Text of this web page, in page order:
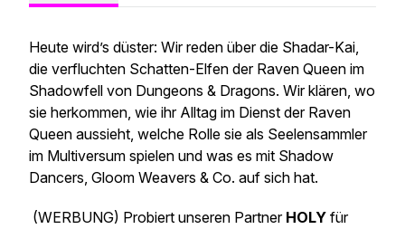
Heute wird’s düster: Wir reden über die Shadar-Kai,
die verfluchten Schatten-Elfen der Raven Queen im
Shadowfell von Dungeons & Dragons. Wir klären, wo
sie herkommen, wie ihr Alltag im Dienst der Raven
Queen aussieht, welche Rolle sie als Seelensammler
im Multiversum spielen und was es mit Shadow
Dancers, Gloom Weavers & Co. auf sich hat.
(WERBUNG) Probiert unseren Partner HOLY für